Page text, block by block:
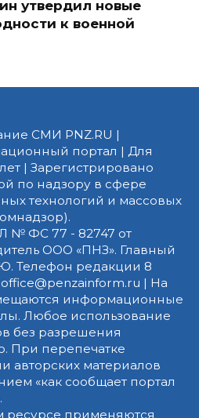
утвердил новые
к военной
СМИ PNZ.RU |
портал | Для
| Зарегистрировано
по надзору в сфере
технологий и массовых
№ ФС 77 - 82747 от
ООО «ПНЗ». Главный
Телефон редакции 8
office@penzainform.ru | На
информационные
Любое использование
без разрешения
При перепечатке
авторских материалов
«как сообщает портал
применяются